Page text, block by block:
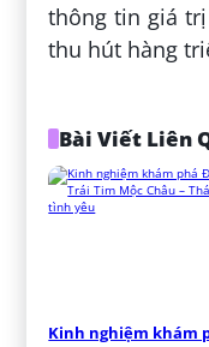
thông tin giá
thu hút hàng
Bài Viết Liên
Kinh nghiệm khám